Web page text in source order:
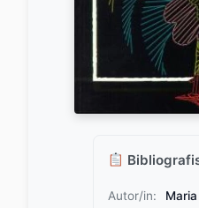
Autor/in: